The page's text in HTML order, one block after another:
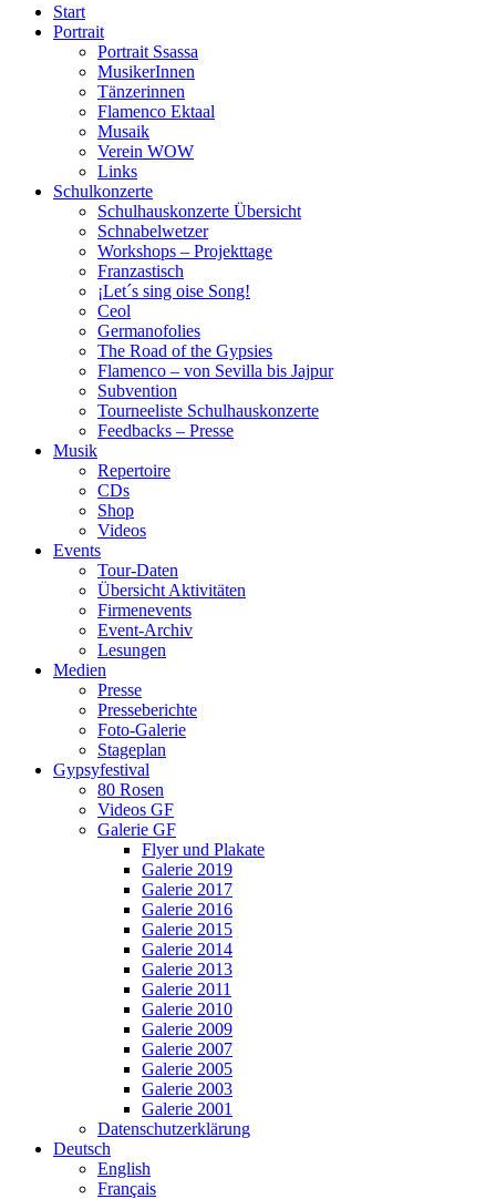
Start
Portrait
Portrait Ssassa
MusikerInnen
Tänzerinnen
Flamenco Ektaal
Musaik
Verein WOW
Links
Schulkonzerte
Schulhauskonzerte Übersicht
Schnabelwetzer
Workshops – Projekttage
Franzastisch
¡Let´s sing oise Song!
Ceol
Germanofolies
The Road of the Gypsies
Flamenco – von Sevilla bis Jajpur
Subvention
Tourneeliste Schulhauskonzerte
Feedbacks – Presse
Musik
Repertoire
CDs
Shop
Videos
Events
Tour-Daten
Übersicht Aktivitäten
Firmenevents
Event-Archiv
Lesungen
Medien
Presse
Presseberichte
Foto-Galerie
Stageplan
Gypsyfestival
80 Rosen
Videos GF
Galerie GF
Flyer und Plakate
Galerie 2019
Galerie 2017
Galerie 2016
Galerie 2015
Galerie 2014
Galerie 2013
Galerie 2011
Galerie 2010
Galerie 2009
Galerie 2007
Galerie 2005
Galerie 2003
Galerie 2001
Datenschutzerklärung
Deutsch
English
Français